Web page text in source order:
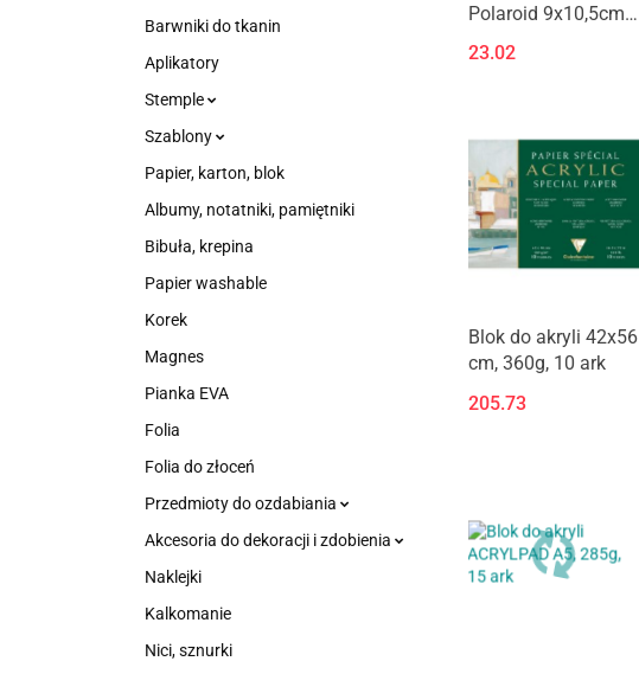
Barwniki do tkanin
Aplikatory
Stemple
Szablony
Papier, karton, blok
Albumy, notatniki, pamiętniki
Bibuła, krepina
Papier washable
Korek
Magnes
Pianka EVA
Folia
Folia do złoceń
Przedmioty do ozdabiania
Akcesoria do dekoracji i zdobienia
Naklejki
Kalkomanie
Nici, sznurki
Polaroid 9x10,5cm
23.02
Blok do akryli 42x56
cm, 360g, 10 ark
205.73